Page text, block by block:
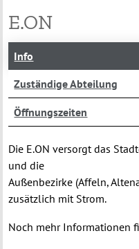
E.ON
Info
Zuständige Abteilung
Öffnungszeiten
Die E.ON versorgt das
und die
Außenbezirke (Affeln,
zusätzlich
Noch mehr Informationen